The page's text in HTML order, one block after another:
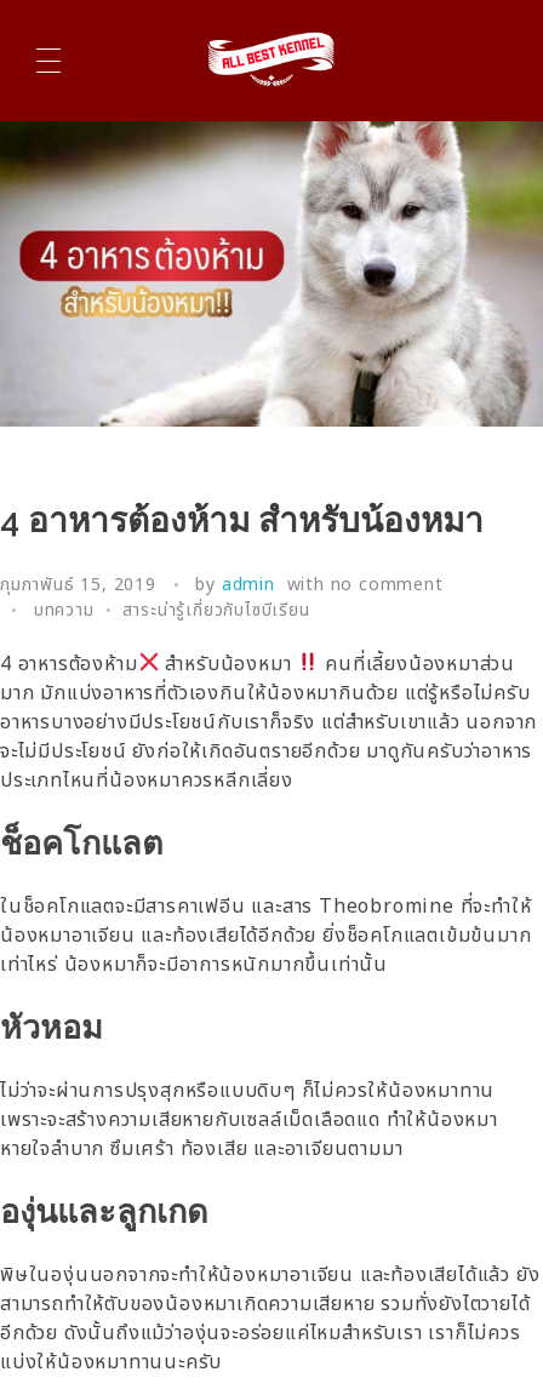
ไซบีเรียนฮัสกี้ ฟาร์มไซบีเรียนที่ดีที่สุดในไทย ติดต่อสอบถาม 0819119104
4 อาหารต้องห้าม สำหรับน้องหมา
กุมภาพันธ์ 15, 2019 by admin with no comment
บทความ
สาระน่ารู้เกี่ยวกับไซบีเรียน
4 อาหารต้องห้าม สำหรับน้องหมา
คนที่เลี้ยงน้องหมาส่วน
มาก มักแบ่งอาหารที่ตัวเองกินให้น้องหมากินด้วย แต่รู้หรือไม่ครับ
อาหารบางอย่างมีประโยชน์กับเราก็จริง แต่สำหรับเขาแล้ว นอกจาก
จะไม่มีประโยชน์ ยังก่อให้เกิดอันตรายอีกด้วย มาดูกันครับว่าอาหาร
ประเภทไหนที่น้องหมาควรหลีกเลี่ยง
ช็อคโกแลต
ในช็อคโกแลตจะมีสารคาเฟอีน และสาร Theobromine ที่จะทำให้
น้องหมาอาเจียน และท้องเสียได้อีกด้วย ยิ่งช็อคโกแลตเข้มข้นมาก
เท่าไหร่ น้องหมาก็จะมีอาการหนักมากขึ้นเท่านั้น
หัวหอม
ไม่ว่าจะผ่านการปรุงสุกหรือแบบดิบๆ ก็ไม่ควรให้น้องหมาทาน
เพราะจะสร้างความเสียหายกับเซลล์เม็ดเลือดแด ทำให้น้องหมา
หายใจลำบาก ซึมเศร้า ท้องเสีย และอาเจียนตามมา
องุ่นและลูกเกด
พิษในองุ่นนอกจากจะทำให้น้องหมาอาเจียน และท้องเสียได้แล้ว ยัง
สามารถทำให้ตับของน้องหมาเกิดความเสียหาย รวมทั่งยังไตวายได้
อีกด้วย ดังนั้นถึงแม้ว่าองุ่นจะอร่อยแค่ไหมสำหรับเรา เราก็ไม่ควร
แบ่งให้น้องหมาทานนะครับ